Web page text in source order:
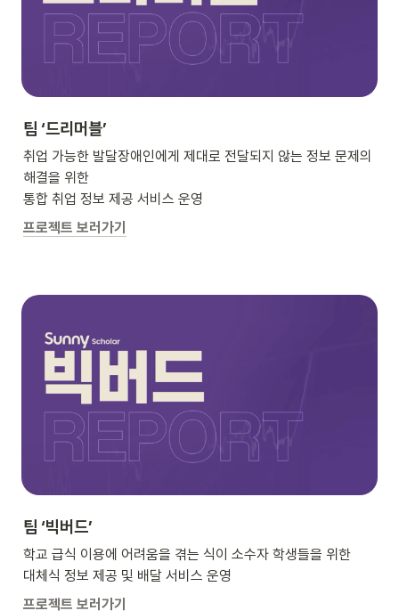
팀 ‘드리머블’
취업 가능한 발달장애인에게 제대로 전달되지 않는 정보 문제의
해결을 위한
통합 취업 정보 제공 서비스 운영
프로젝트 보러가기
팀 ‘빅버드’
학교 급식 이용에 어려움을 겪는 식이 소수자 학생들을 위한
대체식 정보 제공 및 배달 서비스 운영
프로젝트 보러가기